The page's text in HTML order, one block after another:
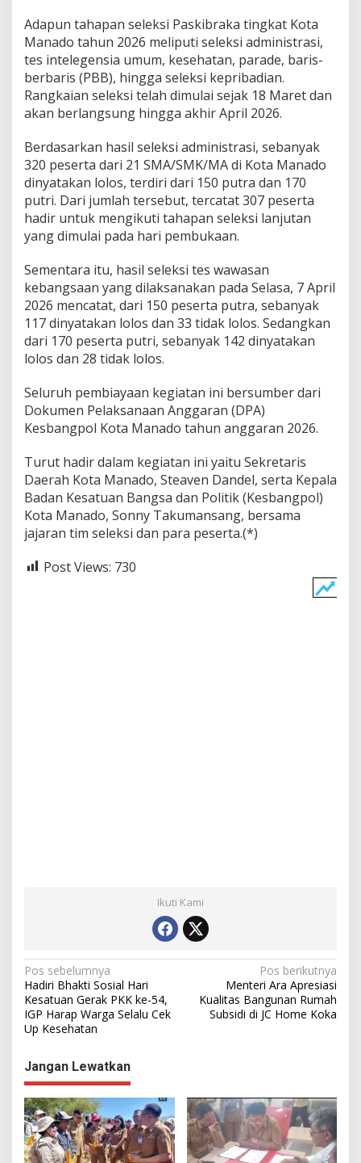
a
m
M
e
m
b
e
t
u
k
K
a
r
a
t
e
r
y
a
n
B
i
k
Adapun tahapan seleksi Paskibraka tingkat Kota
Manado tahun 2026 meliputi seleksi administrasi,
tes intelegensia umum, kesehatan, parade, baris-
berbaris (PBB), hingga seleksi kepribadian.
Rangkaian seleksi telah dimulai sejak 18 Maret dan
akan berlangsung hingga akhir April 2026.
Berdasarkan hasil seleksi administrasi, sebanyak
320 peserta dari 21 SMA/SMK/MA di Kota Manado
dinyatakan lolos, terdiri dari 150 putra dan 170
putri. Dari jumlah tersebut, tercatat 307 peserta
hadir untuk mengikuti tahapan seleksi lanjutan
yang dimulai pada hari pembukaan.
Sementara itu, hasil seleksi tes wawasan
kebangsaan yang dilaksanakan pada Selasa, 7 April
2026 mencatat, dari 150 peserta putra, sebanyak
117 dinyatakan lolos dan 33 tidak lolos. Sedangkan
dari 170 peserta putri, sebanyak 142 dinyatakan
lolos dan 28 tidak lolos.
Seluruh pembiayaan kegiatan ini bersumber dari
Dokumen Pelaksanaan Anggaran (DPA)
Kesbangpol Kota Manado tahun anggaran 2026.
Turut hadir dalam kegiatan ini yaitu Sekretaris
Daerah Kota Manado, Steaven Dandel, serta Kepala
Badan Kesatuan Bangsa dan Politik (Kesbangpol)
Kota Manado, Sonny Takumansang, bersama
jajaran tim seleksi dan para peserta.(*)
Post Views: 730
Ikuti Kami
N
a
v
g
a
s
i
p
Pos sebelumnya
Hadiri Bhakti Sosial Hari
Kesatuan Gerak PKK ke-54,
IGP Harap Warga Selalu Cek
Up Kesehatan
Pos berikutnya
Menteri Ara Apresiasi
Kualitas Bangunan Rumah
Subsidi di JC Home Koka
Jangan Lewatkan